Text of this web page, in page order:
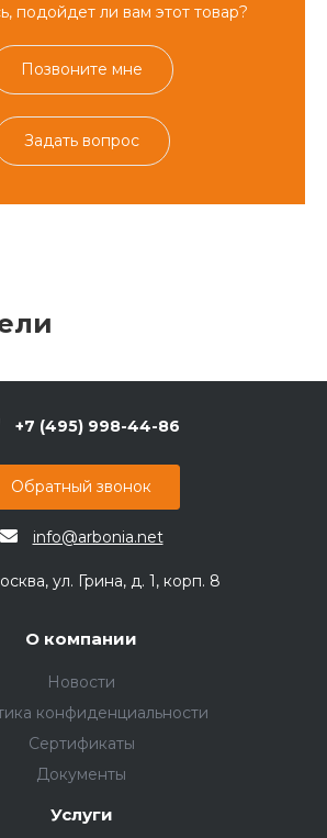
подойдет ли вам этот товар?
Позвоните мне
Задать вопрос
+7 (495) 998-44-86
Обратный звонок
info@arbonia.net
ул. Грина, д. 1, корп. 8
О компании
Новости
конфиденциальности
Сертификаты
Документы
Услуги